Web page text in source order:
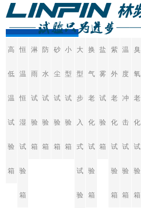
高低温试验箱
高
低
温
试
验
箱
恒
温
恒
湿
试
验
箱
淋
雨
试
验
箱
防
水
试
验
箱
砂
尘
试
验
箱
小
型
试
验
箱
大
型
步
入
式
试
验
换
气
老
化
试
验
箱
盐
雾
试
验
箱
紫
外
老
化
试
验
箱
温
度
冲
击
试
验
箱
臭
氧
老
化
试
验
箱